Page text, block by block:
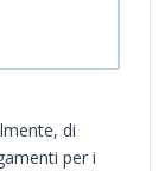
di
per i